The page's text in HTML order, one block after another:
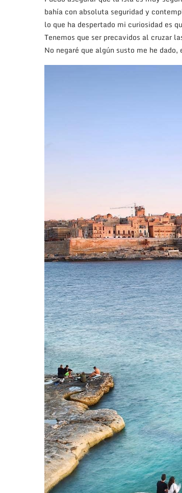
bahía con absoluta seguridad y
lo que ha despertado mi curiosidad es
Tenemos que ser precavidos al cruzar
No negaré que algún susto me he